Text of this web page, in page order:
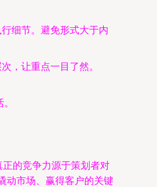
细节。避免形式大于内
，让重点一目了然。
的竞争力源于策划者对
动市场、赢得客户的关键